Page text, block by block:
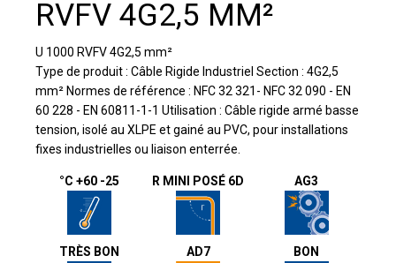
RVFV 4G2,5 MM²
U 1000 RVFV 4G2,5 mm²
Type de produit : Câble Rigide Industriel Section : 4G2,5
mm² Normes de référence : NFC 32 321- NFC 32 090 - EN
60 228 - EN 60811-1-1 Utilisation : Câble rigide armé basse
tension, isolé au XLPE et gainé au PVC, pour installations
fixes industrielles ou liaison enterrée.
°C +60 -25 R MINI POSÉ 6D AG3
TRÈS BON AD7 BON